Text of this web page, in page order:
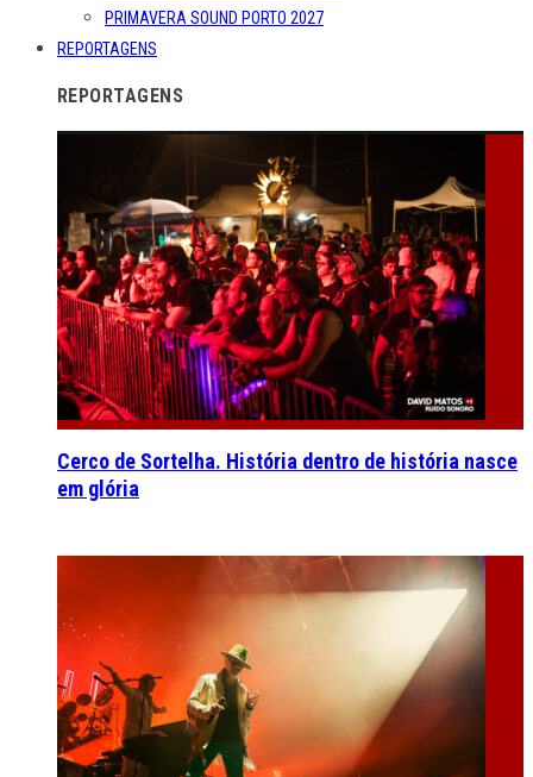
PRIMAVERA SOUND PORTO 2027
REPORTAGENS
REPORTAGENS
Cerco de Sortelha. História dentro de história nasce
em glória